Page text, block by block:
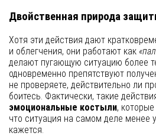
Двойственная природа
Хотя эти действия дают
и облегчения, они работают как
делают пугающую ситуацию более
одновременно препятствуют
не проверяете, действительно ли
боитесь. Фактически, такие
эмоциональные костыли,
что ситуация на самом деле менее
кажется.